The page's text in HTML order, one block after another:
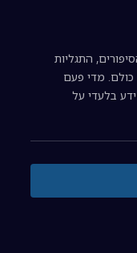
התגליות
כולם. מדי פעם
בלעדי על